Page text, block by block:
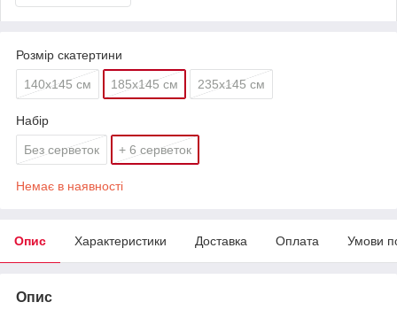
Розмір скатертини
140х145 см 185х145 см 235х145 см
Набір
Без серветок + 6 серветок
Немає в наявності
Опис Характеристики Доставка Оплата Умови
Опис